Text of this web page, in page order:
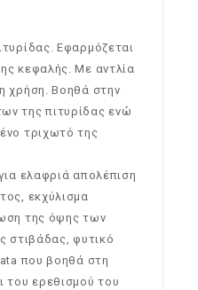
Εφαρμόζεται
κεφαλής. Με αντλία
χρήση. Βοηθά στην
της πιτυρίδας ενώ
τριχωτό της
ελαφριά απολέπιση
εκχύλισμα
της όψης των
στιβάδας, φυτικό
που βοηθά στη
του ερεθισμού του